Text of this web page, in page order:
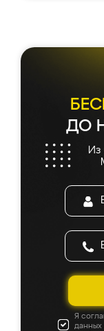
ДО
Из
Я
данных